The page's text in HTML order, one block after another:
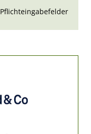
Pflichteingabefelder